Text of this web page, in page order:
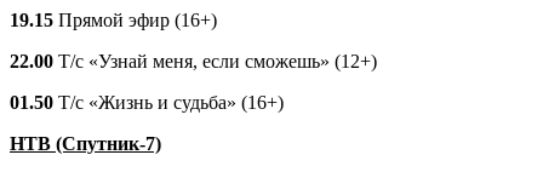
19.15 Прямой эфир (16+)
22.00 Т/с «Узнай меня, если сможешь» (12+)
01.50 Т/с «Жизнь и судьба» (16+)
НТВ (Спутник-7)